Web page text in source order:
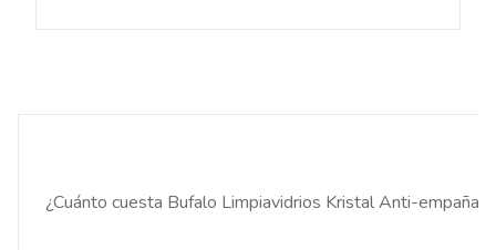
¿Cuánto cuesta Bufalo Limpiavidrios Kristal Anti-